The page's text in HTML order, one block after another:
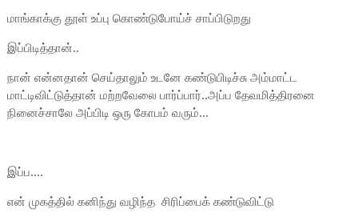
மாங்காக்கு தூள் உப்பு கொண்டுபோய்ச் சாப்பிடுறது
இப்பிடித்தான்..
நான் என்னதான் செய்தாலும் உடனே கண்டுபிடிச்சு அம்மாட்ட
மாட்டிவிட்டுத்தான் மற்றவேலை பார்ப்பார்..அப்ப தேவமித்திரனை
நினைச்சாலே அப்பிடி ஒரு கோபம் வரும்...
இப்ப....
என் முகத்தில் கனிந்து வழிந்த சிரிப்பைக் கண்டுவிட்டு